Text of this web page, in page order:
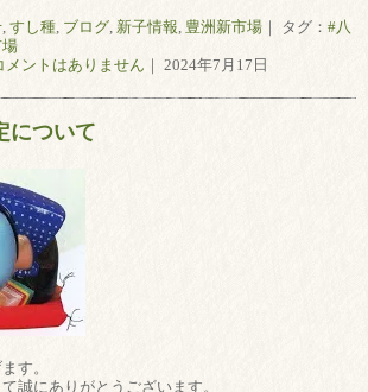
すし種 ブログ 新子情報 豊洲新市場 ｜ タグ： #八
メントはありません ｜ 2024年7月17日
について
す。
誠にありがとうございます。